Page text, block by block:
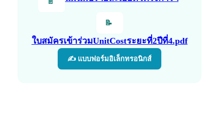
📝
ใบสมัครเข้าร่วมUnitCostระยะที่2ปีที่4.pdf
✍️ แบบฟอร์มอิเล็กทรอนิกส์